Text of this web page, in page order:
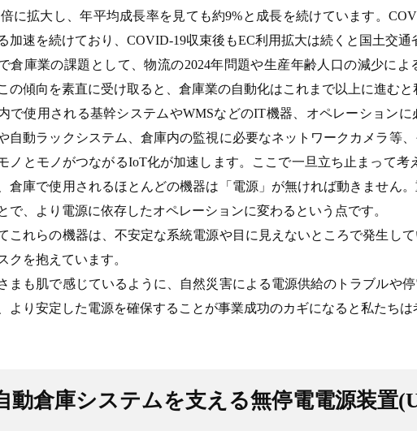
に拡大し、年平均成長率を見ても約9%と成長を続けています。
加速を続けており、COVID-19収束後もEC利用拡大は続くと国土交通
倉庫業の課題として、物流の2024年問題や生産年齢人口の減少に
の傾向を素直に受け取ると、倉庫業の自動化はこれまで以上に進むと
で使用される基幹システムやWMSなどのIT機器、オペレーション
自動ラックシステム、倉庫内の監視に必要なネットワークカメラ等
ノとモノがつながるIoT化が加速します。ここで一旦立ち止まって考
倉庫で使用されるほとんどの機器は「電源」が無ければ動きません
で、より電源に依存したオペレーションに変わるという点です。
これらの機器は、不安定な系統電源や目に見えないところで発生し
クを抱えています。
まも肌で感じているように、自然災害による電源供給のトラブルや
より安定した電源を確保することが事業成功のカギになると私たちは
動倉庫システムを支える無停電電源装置